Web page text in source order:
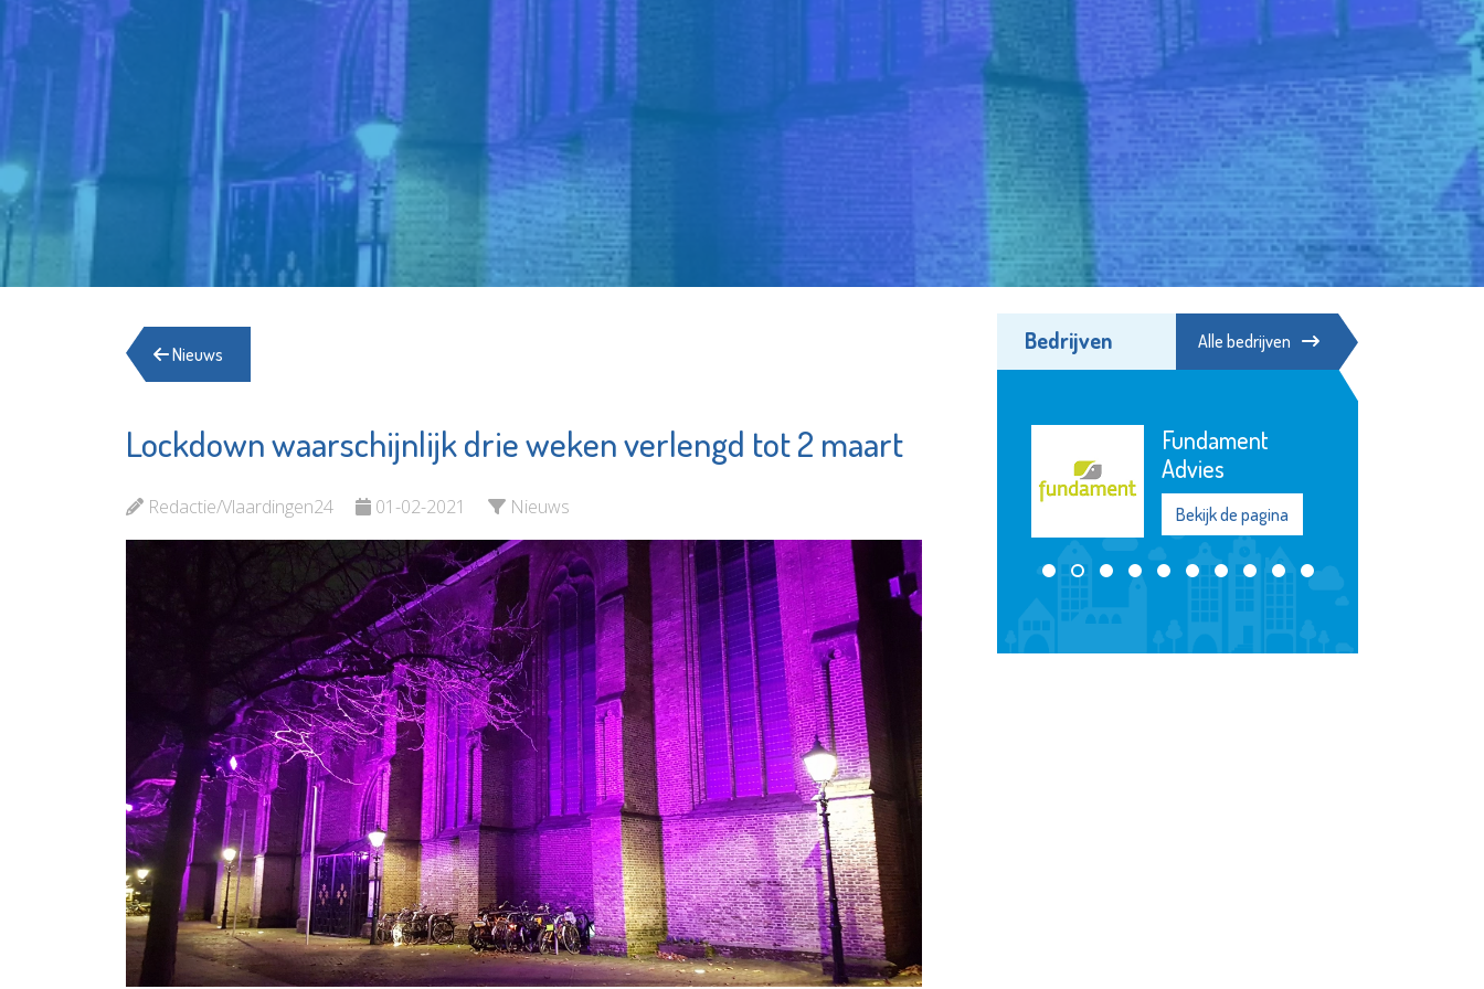
Nieuws
Lockdown waarschijnlijk drie weken verlengd tot 2 maart
Redactie/Vlaardingen24 01-02-2021 Nieuws
Bedrijven Alle bedrijven
Het Schiedams
Boekhuis
Bekijk de pagina
MAES notarissen
Bekijk de pagina
Franciscus
Fundament
Advies
Bekijk de pagina